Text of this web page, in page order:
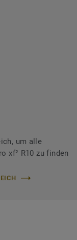
um alle
xf² R10 zu finden